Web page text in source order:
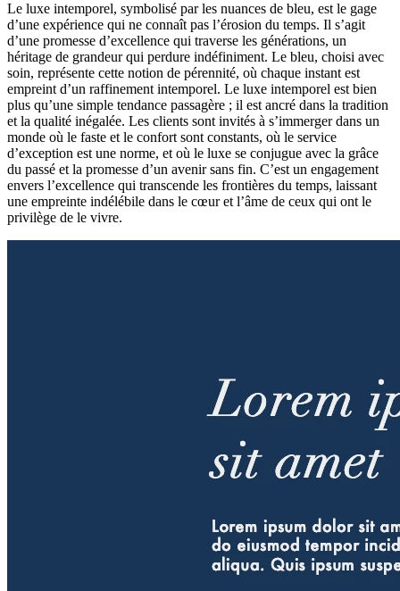
Le luxe intemporel, symbolisé par les nuances de bleu, est le gage
d’une expérience qui ne connaît pas l’érosion du temps. Il s’agit
d’une promesse d’excellence qui traverse les générations, un
héritage de grandeur qui perdure indéfiniment. Le bleu, choisi avec
soin, représente cette notion de pérennité, où chaque instant est
empreint d’un raffinement intemporel. Le luxe intemporel est bien
plus qu’une simple tendance passagère ; il est ancré dans la tradition
et la qualité inégalée. Les clients sont invités à s’immerger dans un
monde où le faste et le confort sont constants, où le service
d’exception est une norme, et où le luxe se conjugue avec la grâce
du passé et la promesse d’un avenir sans fin. C’est un engagement
envers l’excellence qui transcende les frontières du temps, laissant
une empreinte indélébile dans le cœur et l’âme de ceux qui ont le
privilège de le vivre.